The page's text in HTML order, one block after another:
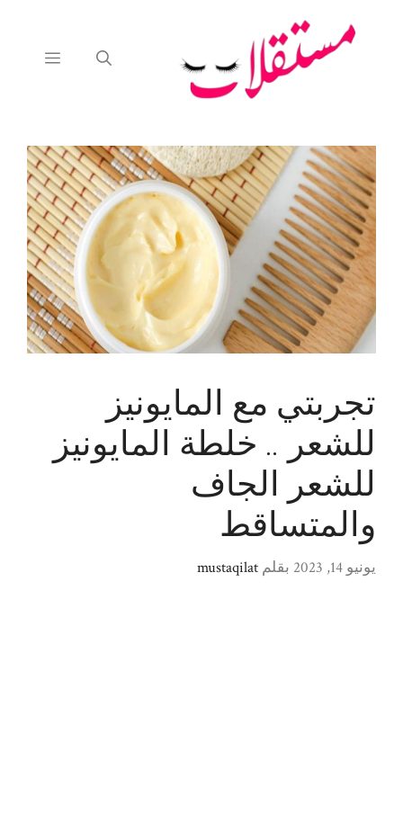
القائمة
تجربتي مع المايونيز
للشعر .. خلطة المايونيز
للشعر الجاف
والمتساقط
يونيو 14, 2023 بقلم mustaqilat